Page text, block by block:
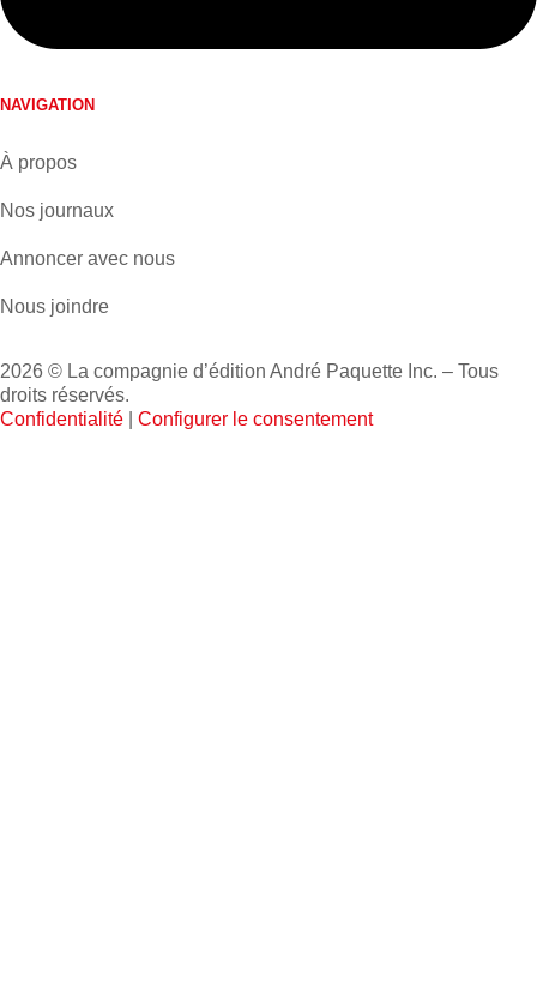
NAVIGATION
À propos
Nos journaux
Annoncer avec nous
Nous joindre
2026 © La compagnie d’édition André Paquette Inc. – Tous
droits réservés.
Confidentialité
Configurer le consentement